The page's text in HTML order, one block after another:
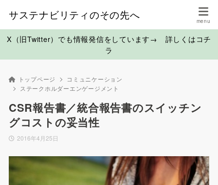
サステナビリティのその先へ
X（旧Twitter）でも情報発信をしています→ 詳しくはコチ
ラ
トップページ
コミュニケーション
ステークホルダーエンゲージメント
CSR報告書／統合報告書のスイッチン
グコストの妥当性
2016年4月25日